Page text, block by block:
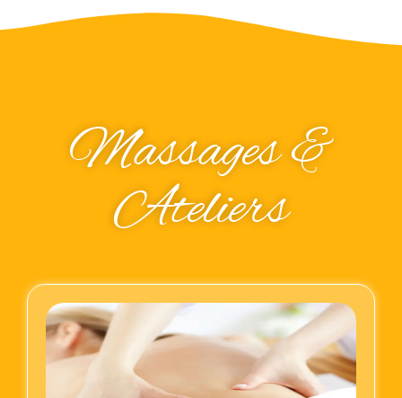
Massages &
Ateliers